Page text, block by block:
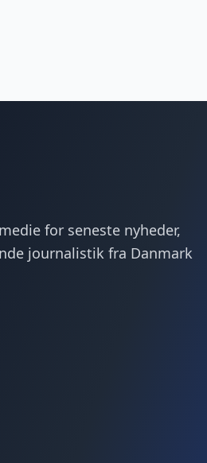
for seneste nyheder,
journalistik fra Danmark